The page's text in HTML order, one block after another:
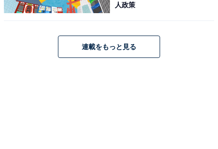
人政策
連載をもっと見る